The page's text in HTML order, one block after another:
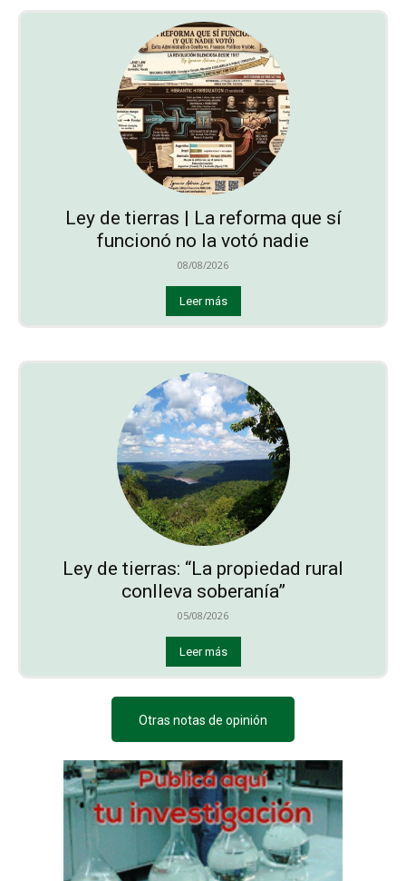
Ley de tierras | La reforma que sí
funcionó no la votó nadie
08/08/2026
Leer más
Ley de tierras: “La propiedad rural
conlleva soberanía”
05/08/2026
Leer más
Otras notas de opinión